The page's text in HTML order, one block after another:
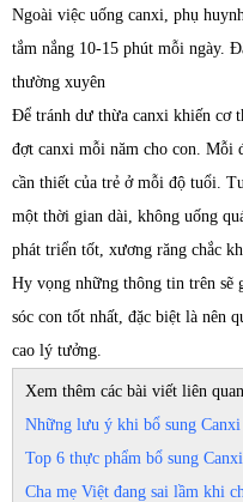
Ngoài việc uống canxi, phụ
tắm nắng 10-15 phút mỗi ngày.
thường xuyên
Để tránh dư thừa canxi khiến cơ
đợt canxi mỗi năm cho con. Mỗi
cần thiết của trẻ ở mỗi độ tuổi.
một thời gian dài, không uống
phát triển tốt, xương răng chắc
Hy vọng những thông tin trên sẽ
sóc con tốt nhất, đặc biệt là nên
cao lý tưởng.
Xem thêm các bài viết liên quan
Những lưu ý khi bổ sung Canxi
Top 6 thực phẩm bổ sung
Cha mẹ Việt đang sai lầm khi